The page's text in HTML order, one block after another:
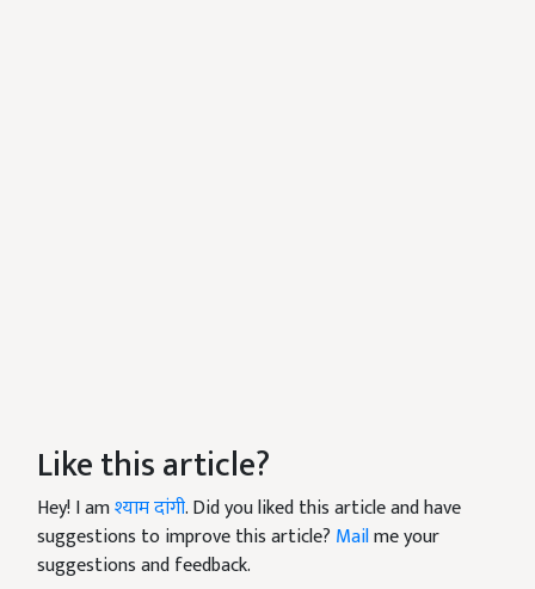
Like this article?
Hey! I amश्याम दांगी. Did you liked this article and have
suggestions to improve this article? Mailme your
suggestions and feedback.